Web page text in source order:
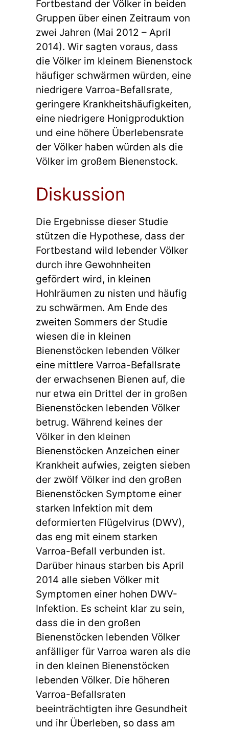
Fortbestand der Völker in beiden
Gruppen über einen Zeitraum von
zwei Jahren (Mai 2012 – April
2014). Wir sagten voraus, dass
die Völker im kleinem Bienenstock
häufiger schwärmen würden, eine
niedrigere Varroa-Befallsrate,
geringere Krankheitshäufigkeiten,
eine niedrigere Honigproduktion
und eine höhere Überlebensrate
der Völker haben würden als die
Völker im großem Bienenstock.
Diskussion
Die Ergebnisse dieser Studie
stützen die Hypothese, dass der
Fortbestand wild lebender Völker
durch ihre Gewohnheiten
gefördert wird, in kleinen
Hohlräumen zu nisten und häufig
zu schwärmen. Am Ende des
zweiten Sommers der Studie
wiesen die in kleinen
Bienenstöcken lebenden Völker
eine mittlere Varroa-Befallsrate
der erwachsenen Bienen auf, die
nur etwa ein Drittel der in großen
Bienenstöcken lebenden Völker
betrug. Während keines der
Völker in den kleinen
Bienenstöcken Anzeichen einer
Krankheit aufwies, zeigten sieben
der zwölf Völker ind den großen
Bienenstöcken Symptome einer
starken Infektion mit dem
deformierten Flügelvirus (DWV),
das eng mit einem starken
Varroa-Befall verbunden ist.
Darüber hinaus starben bis April
2014 alle sieben Völker mit
Symptomen einer hohen DWV-
Infektion. Es scheint klar zu sein,
dass die in den großen
Bienenstöcken lebenden Völker
anfälliger für Varroa waren als die
in den kleinen Bienenstöcken
lebenden Völker. Die höheren
Varroa-Befallsraten
beeinträchtigten ihre Gesundheit
und ihr Überleben, so dass am